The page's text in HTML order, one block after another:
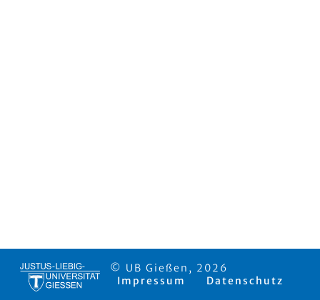
© UB Gießen, 2026
Impressum
Datenschutz